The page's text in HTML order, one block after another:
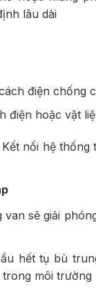
lâu dài
điện chống
điện hoặc vật
nối hệ
sẽ giải
hết tụ bù
môi trường